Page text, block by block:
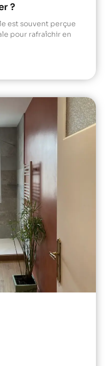
?
est souvent perçue
pour rafraîchir en